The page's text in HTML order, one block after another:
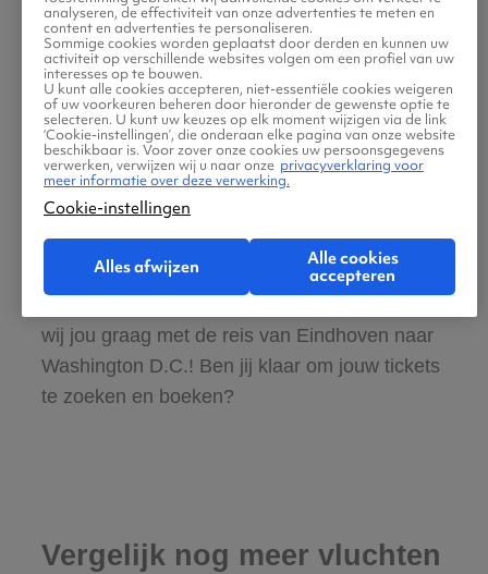
Boek ook direct een hotel of huurauto voor
in Washington D.C.
Gratis tips, reisadvies en speciale
aanbiedingen voor vliegtickets Eindhoven
naar Washington D.C.
Wij vinden dat de zoektocht naar vliegtickets
wij jou graag met de reis van Eindhoven naar
Washington D.C.! Ben jij klaar om jouw tickets
te zoeken en boeken?
Vergelijk nog meer vluchten
analyseren, de effectiviteit van onze advertenties te meten en
content en advertenties te personaliseren.
Sommige cookies worden geplaatst door derden en kunnen uw
activiteit op verschillende websites volgen om een profiel van uw
interesses op te bouwen.
U kunt alle cookies accepteren, niet-essentiële cookies weigeren
of uw voorkeuren beheren door hieronder de gewenste optie te
selecteren. U kunt uw keuzes op elk moment wijzigen via de link
‘Cookie-instellingen’, die onderaan elke pagina van onze website
beschikbaar is. Voor zover onze cookies uw persoonsgegevens
verwerken, verwijzen wij u naar onze privacyverklaring voor
meer informatie over deze verwerking.
Cookie-instellingen
Alles afwijzen
Alle cookies
accepteren